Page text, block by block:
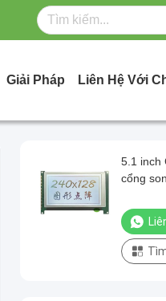
Giải Pháp
5.1 inch
cổng
màn